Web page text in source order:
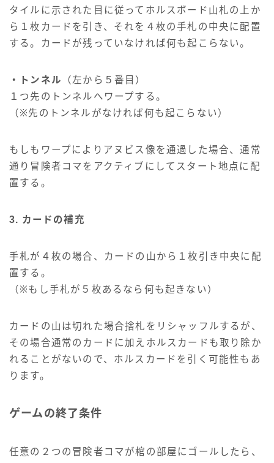
タイルに示された目に従ってホルスボード山札の上か
ら１枚カードを引き、それを４枚の手札の中央に配置
する。カードが残っていなければ何も起こらない。
・トンネル
（左から５番目）
１つ先のトンネルへワープする。
（※先のトンネルがなければ何も起こらない）
もしもワープによりアヌビス像を通過した場合、通常
通り冒険者コマをアクティブにしてスタート地点に配
置する。
3. カードの補充
手札が４枚の場合、カードの山から１枚引き中央に配
置する。
（※もし手札が５枚あるなら何も起きない）
カードの山は切れた場合捨札をリシャッフルするが、
その場合通常のカードに加えホルスカードも取り除か
れることがないので、ホルスカードを引く可能性もあ
ります。
ゲームの終了条件
任意の２つの冒険者コマが棺の部屋にゴールしたら、